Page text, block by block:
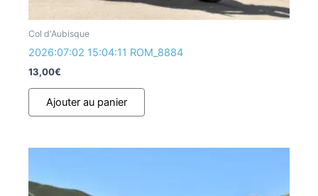
Col d'Aubisque
2026:07:02 15:04:11 ROM_8884
13,00€
Ajouter au panier